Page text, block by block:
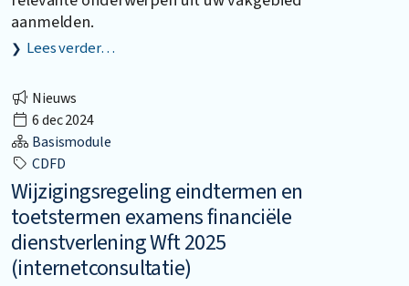
aanmelden.
Lees verder…
Nieuws
6 dec 2024
Basismodule
CDFD
Wijzigingsregeling eindtermen en
toetstermen examens financiële
dienstverlening Wft 2025
(internetconsultatie)